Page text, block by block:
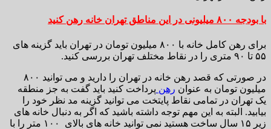
برای رهن کامل خانه با ۸۰۰ میلیون تومان در تهران باید گزینه های
در صورتی که قصد رهن خانه در تهران را دارید و می توانید ۸۰۰
به عنوان رهنپرداخت کنید باید گفت به جز منطقه
در تمامی نقاط پایتخت می توانید گزینه مد نظر خود را
به این مهم توجه داشته باشید که اگر به دنبال خانه های
زیر ۱۵ سال ساخت هستید نمی توانید خانه های بالای ۱۰۰ متر را با